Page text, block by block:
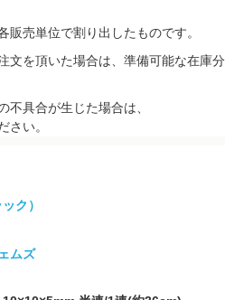
販売単位で割り出したものです。
文を頂いた場合は、準備可能な在庫分
不具合が生じた場合は、
さい。
ク）
ムズ